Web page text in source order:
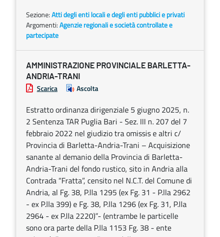
Sezione:Atti degli enti locali e degli enti pubblici e privati
Argomenti:Agenzie regionali e società controllate e
partecipate
AMMINISTRAZIONE PROVINCIALE BARLETTA-
ANDRIA-TRANI
Scarica Ascolta
Estratto ordinanza dirigenziale 5 giugno 2025, n.
2 Sentenza TAR Puglia Bari - Sez. III n. 207 del 7
febbraio 2022 nel giudizio tra omissis e altri c/
Provincia di Barletta-Andria-Trani – Acquisizione
sanante al demanio della Provincia di Barletta-
Andria-Trani del fondo rustico, sito in Andria alla
Contrada “Fratta”, censito nel N.C.T. del Comune di
Andria, al Fg. 38, P.lla 1295 (ex Fg. 31 - P.lla 2962
- ex P.lla 399) e Fg. 38, P.lla 1296 (ex Fg. 31, P.lla
2964 - ex P.lla 2220)”- (entrambe le particelle
sono ora parte della P.lla 1153 Fg. 38 - ente